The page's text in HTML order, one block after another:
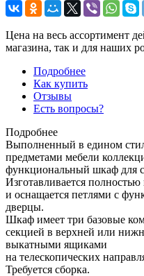
Цена на весь ассортимент
магазина, так и для наших
Подробнее
Как купить
Отзывы
Есть вопросы?
Подробнее
Выполненный в едином
предметами мебели
функциональный шкаф для
Изготавливается
и оснащается петлями с
дверцы.
Шкаф имеет три базовые
секцией в верхней или
выкатными ящиками
на телескопических
Требуется сборка.